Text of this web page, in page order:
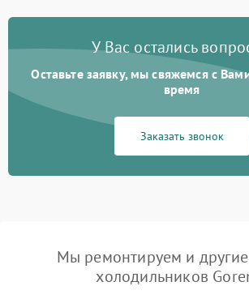
У Вас остались
Оставьте заявку, мы свяжемся с
время
Заказать звонок
Мы ремонтируем и
холодильников